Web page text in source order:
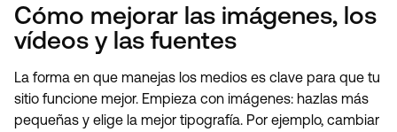
Cómo mejorar las imágenes, los
vídeos y las fuentes
La forma en que manejas los medios es clave para que tu
sitio funcione mejor. Empieza con imágenes: hazlas más
pequeñas y elige la mejor tipografía. Por ejemplo, cambiar